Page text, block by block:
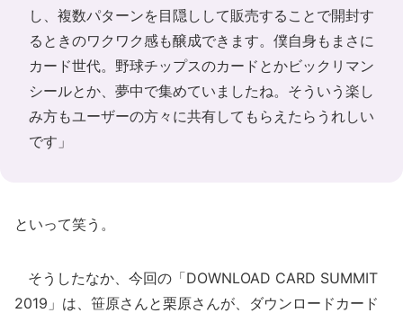
し、複数パターンを目隠しして販売することで開封す
るときのワクワク感も醸成できます。僕自身もまさに
カード世代。野球チップスのカードとかビックリマン
シールとか、夢中で集めていましたね。そういう楽し
み方もユーザーの方々に共有してもらえたらうれしい
です」
といって笑う。
そうしたなか、今回の「DOWNLOAD CARD SUMMIT
2019」は、笹原さんと栗原さんが、ダウンロードカード